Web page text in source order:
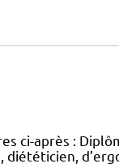
ci-après :
diététicien,